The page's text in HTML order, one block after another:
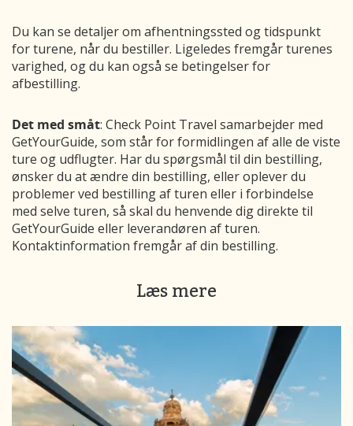
Du kan se detaljer om afhentningssted og tidspunkt
for turene, når du bestiller. Ligeledes fremgår turenes
varighed, og du kan også se betingelser for
afbestilling.
Det med småt: Check Point Travel samarbejder med
GetYourGuide, som står for formidlingen af alle de viste
ture og udflugter. Har du spørgsmål til din bestilling,
ønsker du at ændre din bestilling, eller oplever du
problemer ved bestilling af turen eller i forbindelse
med selve turen, så skal du henvende dig direkte til
GetYourGuide eller leverandøren af turen.
Kontaktinformation fremgår af din bestilling.
Læs mere